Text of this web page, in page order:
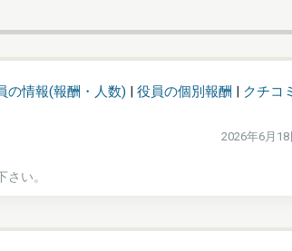
の情報(報酬・人数) | 役員の個別報酬 | クチコ
2026年6月
さい。